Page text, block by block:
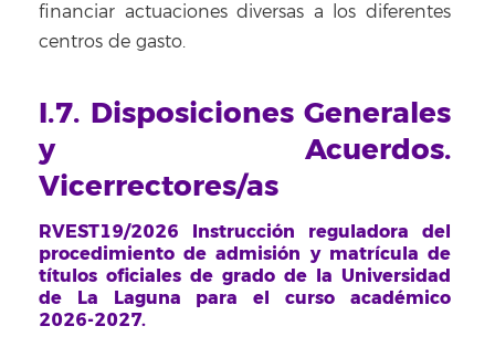
financiar actuaciones diversas a los diferentes
centros de gasto.
I.7. Disposiciones Generales
y Acuerdos.
Vicerrectores/as
RVEST19/2026 Instrucción reguladora del
procedimiento de admisión y matrícula de
títulos oficiales de grado de la Universidad
de La Laguna para el curso académico
2026-2027.